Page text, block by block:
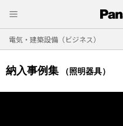
電気・建築設備（ビジネス）
納入事例集 （照明器具）